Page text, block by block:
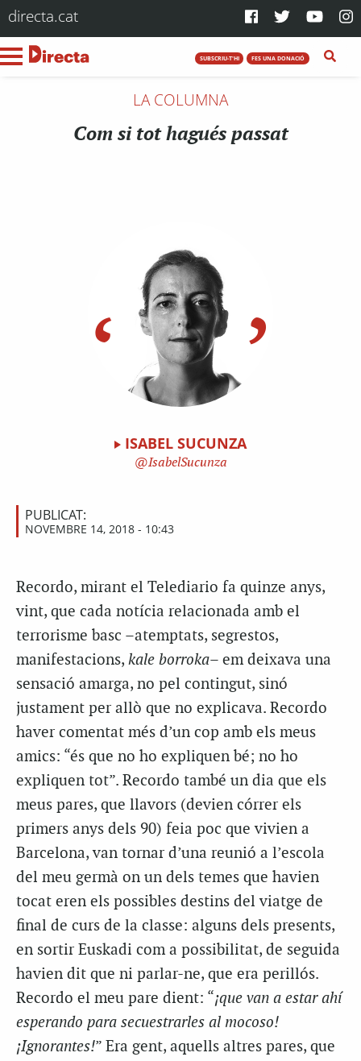
directa.cat
SUBSCRIU-T'HI FES UNA DONACIÓ
LA COLUMNA
Com si tot hagués passat
ISABEL SUCUNZA
IsabelSucunza
PUBLICAT:
NOVEMBRE 14, 2018 - 10:43
Recordo, mirant el Telediario fa quinze anys,
vint, que cada notícia relacionada amb el
terrorisme basc –atemptats, segrestos,
manifestacions, kale borroka– em deixava una
sensació amarga, no pel contingut, sinó
justament per allò que no explicava. Recordo
haver comentat més d’un cop amb els meus
amics: “és que no ho expliquen bé; no ho
expliquen tot”. Recordo també un dia que els
meus pares, que llavors (devien córrer els
primers anys dels 90) feia poc que vivien a
Barcelona, van tornar d’una reunió a l’escola
del meu germà on un dels temes que havien
tocat eren els possibles destins del viatge de
final de curs de la classe: alguns dels presents,
en sortir Euskadi com a possibilitat, de seguida
havien dit que ni parlar-ne, que era perillós.
Recordo el meu pare dient: “¡que van a estar ahí
esperando para secuestrarles al mocoso!
¡Ignorantes!” Era gent, aquells altres pares, que